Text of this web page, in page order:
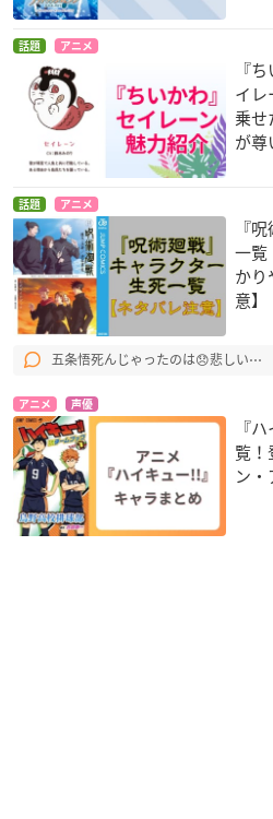
話題 アニメ
『
イレ
乗
が尊
話題 アニメ
『
一覧
かり
意】
五条悟死んじゃったのは😞悲しい⋯
アニメ 声優
『
覧！
ン